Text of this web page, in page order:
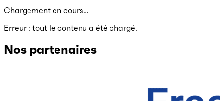
Chargement en cours…
Erreur : tout le contenu a été chargé.
Nos partenaires